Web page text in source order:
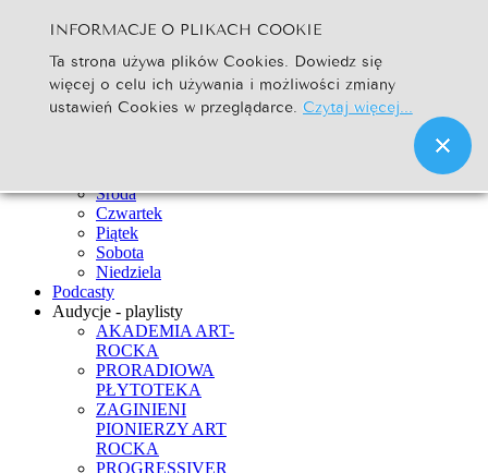
Szukaj... Go
Strona Główna
Newsy
Środa
Czwartek
Piątek
Sobota
Niedziela
Podcasty
Audycje - playlisty
AKADEMIA ART-
ROCKA
PRORADIOWA
PŁYTOTEKA
ZAGINIENI
PIONIERZY ART
ROCKA
PROGRESSIVER
INFORMACJE O PLIKACH COOKIE
Ta strona używa plików Cookies. Dowiedz się
więcej o celu ich używania i możliwości zmiany
ustawień Cookies w przeglądarce. Czytaj więcej...